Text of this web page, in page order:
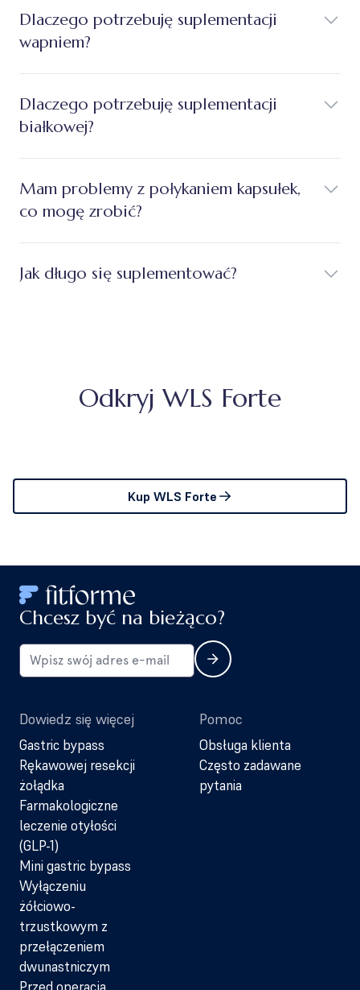
Dlaczego potrzebuję suplementacji
wapniem?
Dlaczego potrzebuję suplementacji
białkowej?
Mam problemy z połykaniem kapsułek,
co mogę zrobić?
Jak długo się suplementować?
Odkryj WLS Forte
Kup WLS Forte
Chcesz być na bieżąco?
Dowiedz się więcej
Gastric bypass
Rękawowej resekcji
żołądka
Farmakologiczne
leczenie otyłości
(GLP-1)
Mini gastric bypass
Wyłączeniu
żółciowo-
trzustkowym z
przełączeniem
dwunastniczym
Pomoc
Obsługa klienta
Często zadawane
pytania